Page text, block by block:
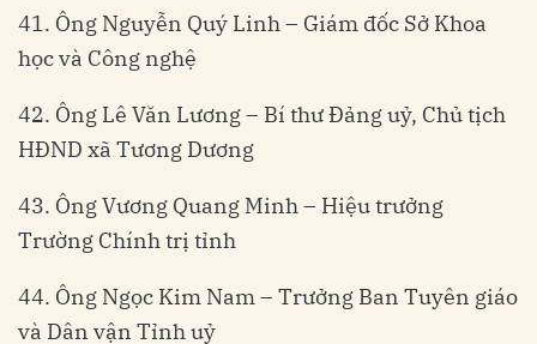
41. Ông Nguyễn Quý Linh – Giám đốc Sở Khoa
học và Công nghệ
42. Ông Lê Văn Lương – Bí thư Đảng uỷ, Chủ tịch
HĐND xã Tương Dương
43. Ông Vương Quang Minh – Hiệu trưởng
Trường Chính trị tỉnh
44. Ông Ngọc Kim Nam – Trưởng Ban Tuyên giáo
và Dân vận Tỉnh uỷ